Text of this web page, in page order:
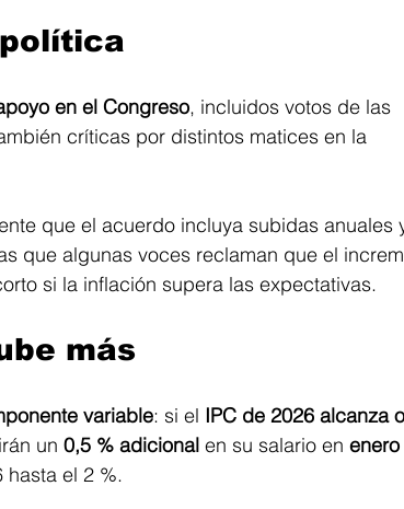
en el Congreso, incluidos votos de las
críticas por distintos matices en la
que el acuerdo incluya subidas anuales
que algunas voces reclaman que el
si la inflación supera las expectativas.
más
variable: si el IPC de 2026 alcanza o
un 0,5 % adicional en su salario en
hasta el 2 %.